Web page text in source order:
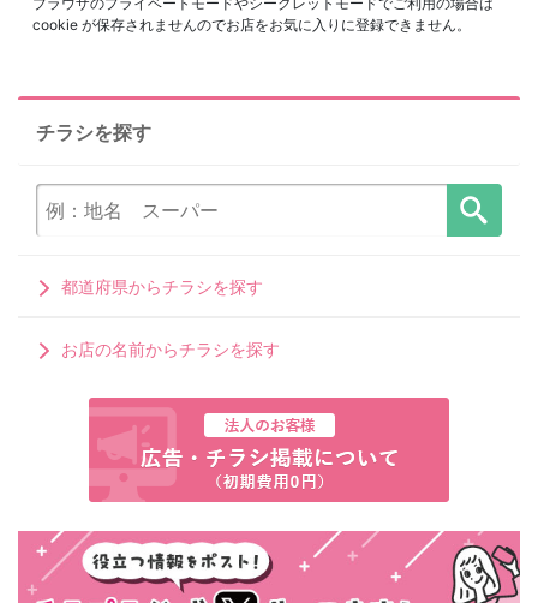
cookie が保存されませんのでお店をお気に入りに登録できません。
チラシを探す
都道府県からチラシを探す
お店の名前からチラシを探す